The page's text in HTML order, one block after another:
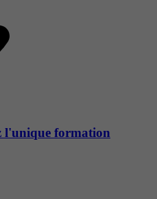
l'unique formation